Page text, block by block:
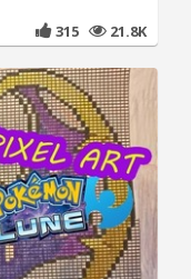
315 21.8K